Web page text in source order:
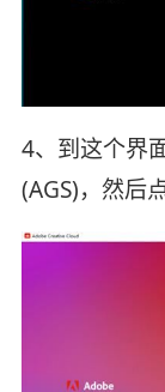
4、到这个界
(AGS)，然后